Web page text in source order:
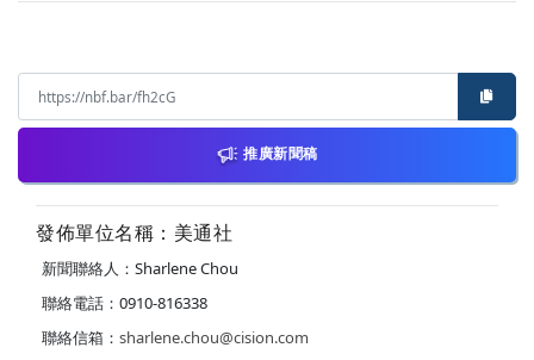
推廣新聞稿
發佈單位名稱：美通社
新聞聯絡人：Sharlene Chou
聯絡電話：0910-816338
聯絡信箱： sharlene.chou@cision.com